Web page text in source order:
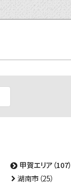
甲賀エリア（107）
湖南市（25）